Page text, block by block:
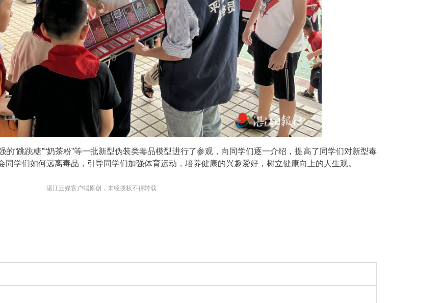
“跳跳糖”“奶茶粉”等一批新型伪装类毒品模型进行了参观，向同学们逐一介绍，提高了同学们对新型毒
学们如何远离毒品，引导同学们加强体育运动，培养健康的兴趣爱好，树立健康向上的人生观。
湛江云媒客户端原创，未经授权不得转载